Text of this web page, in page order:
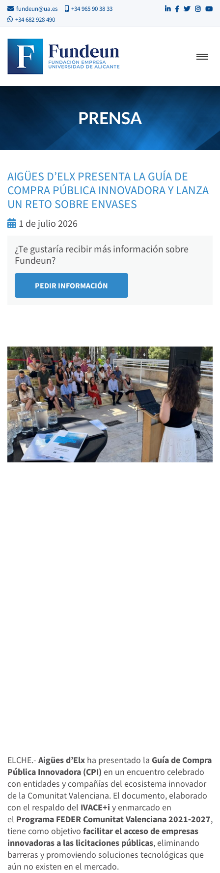
fundeun@ua.es
+34 965 90 38 33
+34 682 928 490
PRENSA
AIGÜES D’ELX PRESENTA LA GUÍA DE
COMPRA PÚBLICA INNOVADORA Y LANZA
UN RETO SOBRE ENVASES
1 de julio 2026
¿Te gustaría recibir más información sobre
Fundeun?
ELCHE.- Aigües d’Elx ha presentado la Guía de Compra
Pública Innovadora (CPI) en un encuentro celebrado
con entidades y compañías del ecosistema innovador
de la Comunitat Valenciana. El documento, elaborado
con el respaldo del IVACE+i y enmarcado en
el Programa FEDER Comunitat Valenciana 2021‑2027,
tiene como objetivo facilitar el acceso de empresas
innovadoras a las licitaciones públicas, eliminando
barreras y promoviendo soluciones tecnológicas que
aún no existen en el mercado.